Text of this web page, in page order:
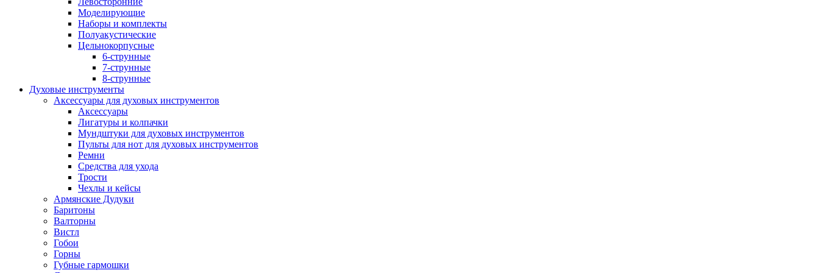
Моделирующие
Наборы и комплекты
Полуакустические
Цельнокорпусные
6-струнные
7-струнные
8-струнные
Духовые инструменты
Аксессуары для духовых инструментов
Аксессуары
Лигатуры и колпачки
Мундштуки для духовых инструментов
Пульты для нот для духовых инструментов
Ремни
Средства для ухода
Трости
Чехлы и кейсы
Армянские Дудуки
Баритоны
Валторны
Вистл
Гобои
Горны
Губные гармошки